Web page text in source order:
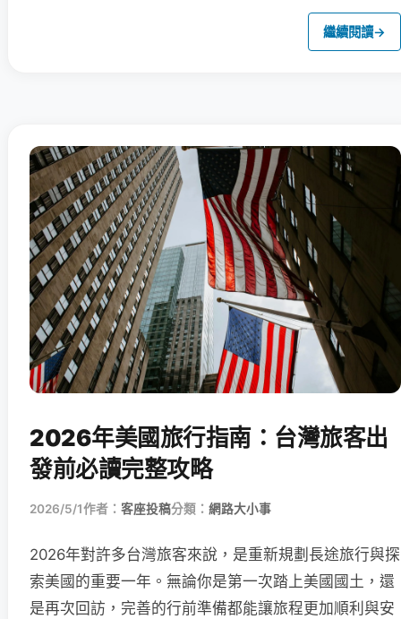
繼續閱讀→
2026年美國旅行指南：台灣旅客出
發前必讀完整攻略
2026/5/1作者： 客座投稿分類： 網路大小事
2026年對許多台灣旅客來說，是重新規劃長途旅行與探
索美國的重要一年。無論你是第一次踏上美國國土，還
是再次回訪，完善的行前準備都能讓旅程更加順利與安